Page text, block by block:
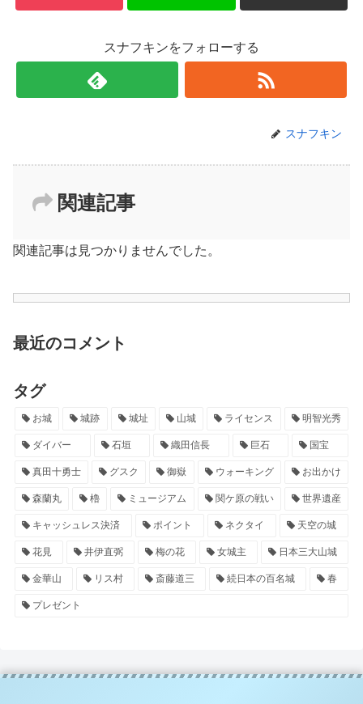
スナフキンをフォローする
スナフキン
関連記事
関連記事は見つかりませんでした。
最近のコメント
タグ
お城 城跡 城址 山城 ライセンス 明智光秀
ダイバー 石垣 織田信長 巨石 国宝
真田十勇士 グスク 御嶽 ウォーキング お出かけ
森蘭丸 櫓 ミュージアム 関ケ原の戦い 世界遺産
キャッシュレス決済 ポイント ネクタイ 天空の城
花見 井伊直弼 梅の花 女城主 日本三大山城
金華山 リス村 斎藤道三 続日本の百名城 春
プレゼント